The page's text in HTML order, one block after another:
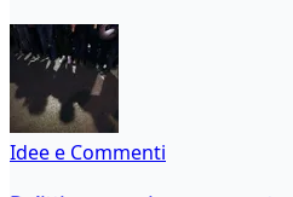
Idee e Commenti